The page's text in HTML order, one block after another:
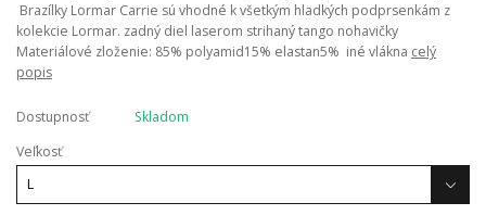
Brazílky Lormar Carrie sú vhodné k všetkým hladkých podprsenkám z
kolekcie Lormar. zadný diel laserom strihaný tango nohavičky
Materiálové zloženie: 85% polyamid15% elastan5% iné vlákna celý
popis
Dostupnosť
Skladom
Veľkosť